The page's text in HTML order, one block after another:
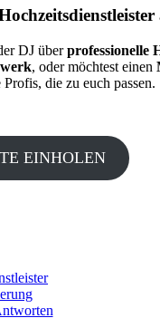
DJ überprofessionelle
, oder möchtest einen
die zu euch passen.
EINHOLEN